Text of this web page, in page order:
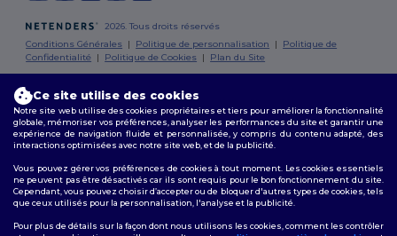
2026. Tous droits réservés
Conditions Générales | Politique de personnalisation | Politique de
Confidentialité | Politique de Cookies | Plan du Site
Bruxelles|Anvers | Mortsel|Malines
Herentals |Hoogstraten|Bruges
Ce site utilise des cookies
Notre site web utilise des cookies propriétaires et tiers pour améliorer la fonctionnalité
globale, mémoriser vos préférences, analyser les performances du site et garantir une
expérience de navigation fluide et personnalisée, y compris du contenu adapté, des
interactions optimisées avec notre site web, et de la publicité.
Vous pouvez gérer vos préférences de cookies à tout moment. Les cookies essentiels
ne peuvent pas être désactivés car ils sont requis pour le bon fonctionnement du site.
Cependant, vous pouvez choisir d’accepter ou de bloquer d'autres types de cookies, tels
que ceux utilisés pour la personnalisation, l'analyse et la publicité.
Pour plus de détails sur la façon dont nous utilisons les cookies, comment les contrôler